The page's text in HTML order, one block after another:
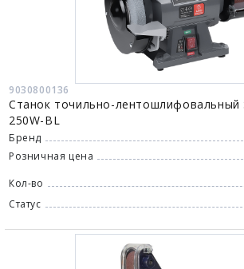
9030800136
Станок точильно-лентошлифовальный
250W-BL
Бренд
Розничная цена
Кол-во
Статус